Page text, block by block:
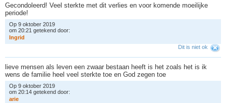
Gecondoleerd! Veel sterkte met dit verlies en voor komende moeilijke
periode!
Op 9 oktober 2019
om 20:21 getekend door:
ngrid
Dit is niet ok
lieve mensen als leven een zwaar bestaan heeft is het zoals het is ik
wens de familie heel veel sterkte toe en God zegen toe
Op 9 oktober 2019
om 20:14 getekend door:
arie